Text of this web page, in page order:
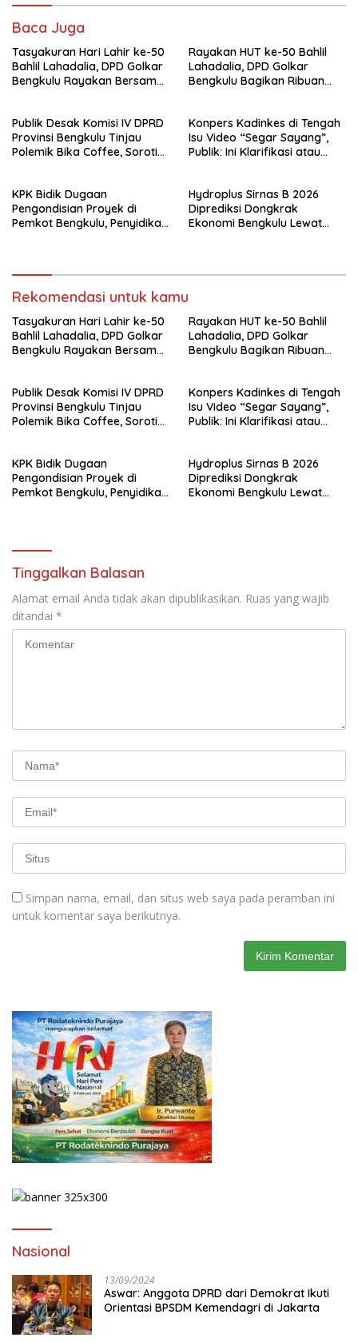
Baca Juga
Tasyakuran Hari Lahir ke-50
Bahlil Lahadalia, DPD Golkar
Bengkulu Rayakan Bersama
Rayakan HUT ke-50 Bahlil
Lahadalia, DPD Golkar
Bengkulu Bagikan Ribuan
Publik Desak Komisi IV DPRD
Provinsi Bengkulu Tinjau
Polemik Bika Coffee, Soroti
Konpers Kadinkes di Tengah
Isu Video “Segar Sayang”,
Publik: Ini Klarifikasi atau
KPK Bidik Dugaan
Pengondisian Proyek di
Pemkot Bengkulu, Penyidikan
Hydroplus Sirnas B 2026
Diprediksi Dongkrak
Ekonomi Bengkulu Lewat
Rekomendasi untuk kamu
Tasyakuran Hari Lahir ke-50
Bahlil Lahadalia, DPD Golkar
Bengkulu Rayakan Bersama
Rayakan HUT ke-50 Bahlil
Lahadalia, DPD Golkar
Bengkulu Bagikan Ribuan
Publik Desak Komisi IV DPRD
Provinsi Bengkulu Tinjau
Polemik Bika Coffee, Soroti
Konpers Kadinkes di Tengah
Isu Video “Segar Sayang”,
Publik: Ini Klarifikasi atau
KPK Bidik Dugaan
Pengondisian Proyek di
Pemkot Bengkulu, Penyidikan
Hydroplus Sirnas B 2026
Diprediksi Dongkrak
Ekonomi Bengkulu Lewat
Tinggalkan Balasan
Alamat email Anda tidak akan dipublikasikan. Ruas yang wajib
ditandai *
Simpan nama, email, dan situs web saya pada peramban ini
untuk komentar saya berikutnya.
Nasional
13/09/2024
Aswar: Anggota DPRD dari Demokrat Ikuti
Orientasi BPSDM Kemendagri di Jakarta